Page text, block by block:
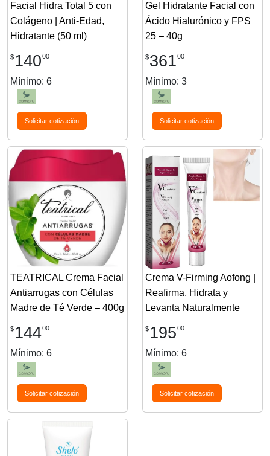
Facial Hidra Total 5 con
Colágeno | Anti-Edad,
Hidratante (50 ml)
$ 14000
Mínimo: 6
Solicitar cotización
Gel Hidratante Facial con
Ácido Hialurónico y FPS
25 – 40g
$36100
Mínimo: 3
Solicitar cotización
TEATRICAL Crema Facial
Antiarrugas con Células
Madre de Té Verde – 400g
$ 14400
Mínimo: 6
Solicitar cotización
Crema V-Firming Aofong |
Reafirma, Hidrata y
Levanta Naturalmente
$ 19500
Mínimo: 6
Solicitar cotización